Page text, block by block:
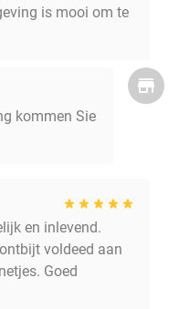
is mooi om te
kommen Sie
en inlevend.
voldeed aan
Goed